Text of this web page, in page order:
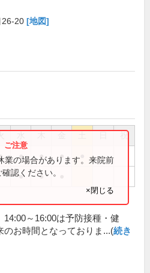
26-20 [地図]
祝
● ● ●
● ●
業の場合があります。来院前
認ください。
×閉じる
14:00～16:00は予防接種・健
のお時間となっておりま...(続き